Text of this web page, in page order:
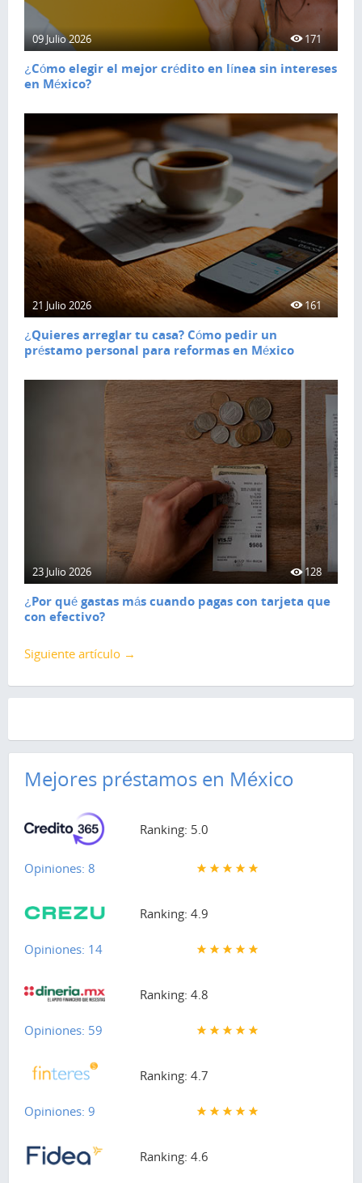
09 Julio 2026 171
¿Cómo elegir el mejor crédito en línea sin intereses
en México?
21 Julio 2026 161
¿Quieres arreglar tu casa? Cómo pedir un
préstamo personal para reformas en México
23 Julio 2026 128
¿Por qué gastas más cuando pagas con tarjeta que
con efectivo?
Siguiente artículo →
Mejores préstamos en México
Ranking: 5.0
Opiniones: 8
Ranking: 4.9
Opiniones: 14
Ranking: 4.8
Opiniones: 59
Ranking: 4.7
Opiniones: 9
Ranking: 4.6